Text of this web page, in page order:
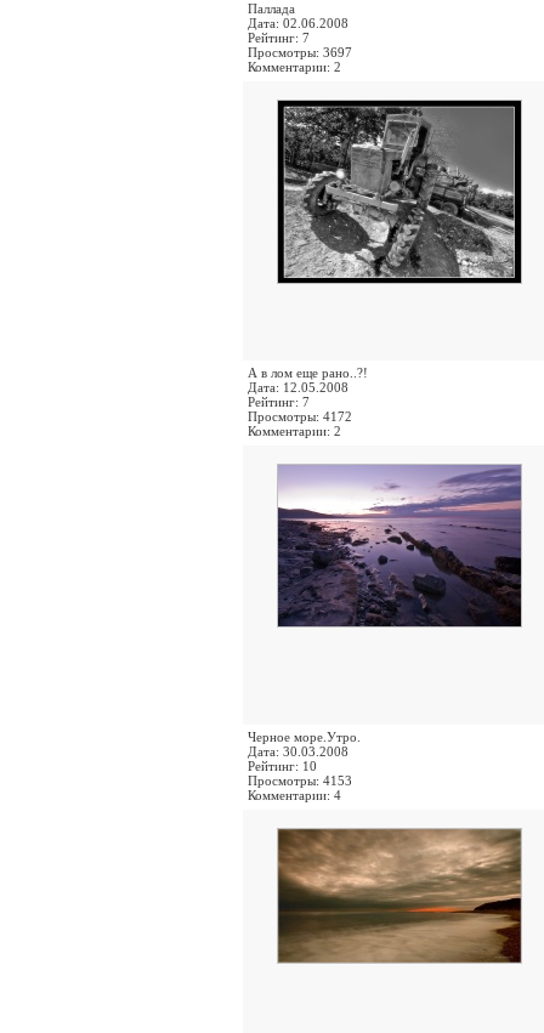
Паллада
Дата: 02.06.2008
Рейтинг: 7
Просмотры: 3697
Комментарии: 2
А в лом еще рано..?!
Дата: 12.05.2008
Рейтинг: 7
Просмотры: 4172
Комментарии: 2
Черное море.Утро.
Дата: 30.03.2008
Рейтинг: 10
Просмотры: 4153
Комментарии: 4